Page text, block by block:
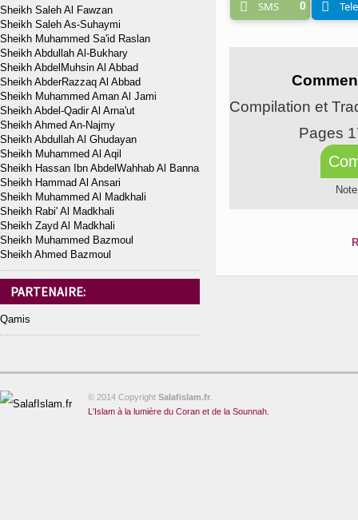
SMS 0
Compilation et
Pages
Sheikh Saleh Al Fawzan
Sheikh Saleh As-Suhaymi
Sheikh Muhammed Sa'id Raslan
Sheikh Abdullah Al-Bukhary
Sheikh AbdelMuhsin Al Abbad
Sheikh AbderRazzaq Al Abbad
Sheikh Muhammed Aman Al Jami
Sheikh Abdel-Qadir Al Arna'ut
Sheikh Ahmed An-Najmy
Sheikh Abdullah Al Ghudayan
Sheikh Muhammed Al Aqil
Sheikh Hassan Ibn AbdelWahhab Al Banna
Sheikh Hammad Al Ansari
Sheikh Muhammed Al Madkhali
Sheikh Rabi' Al Madkhali
Sheikh Zayd Al Madkhali
Sheikh Muhammed Bazmoul
Sheikh Ahmed Bazmoul
PARTENAIRE:
Qamis
© 2014 Copyright Salafislam.fr
L'Islam à la lumière du Coran et de la Sounnah.